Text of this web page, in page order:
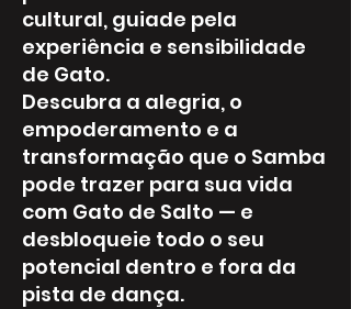
cultural, guiade pela
experiência e sensibilidade
de Gato.
Descubra a alegria, o
empoderamento e a
transformação que o Samba
pode trazer para sua vida
com Gato de Salto — e
desbloqueie todo o seu
potencial dentro e fora da
pista de dança.